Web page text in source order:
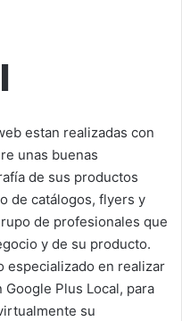
estan realizadas con
unas buenas
de sus productos
de catálogos, flyers y
de profesionales que
y de su producto.
especializado en realizar
Plus Local, para
su